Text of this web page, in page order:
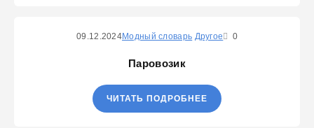
09.12.2024Модный словарь Другое 0
Паровозик
ЧИТАТЬ ПОДРОБНЕЕ